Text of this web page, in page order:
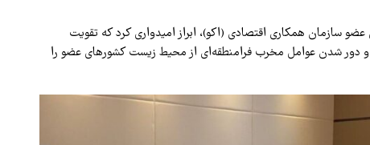
سازمان همکاری اقتصادی (اکو)، ابراز امیدواری کرد که تقویت
دور شدن عوامل مخرب فرامنطقه‌ای از محیط زیست کشورهای عضو را